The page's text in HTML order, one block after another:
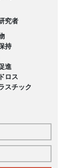
究者
持
進
ロス
スチック